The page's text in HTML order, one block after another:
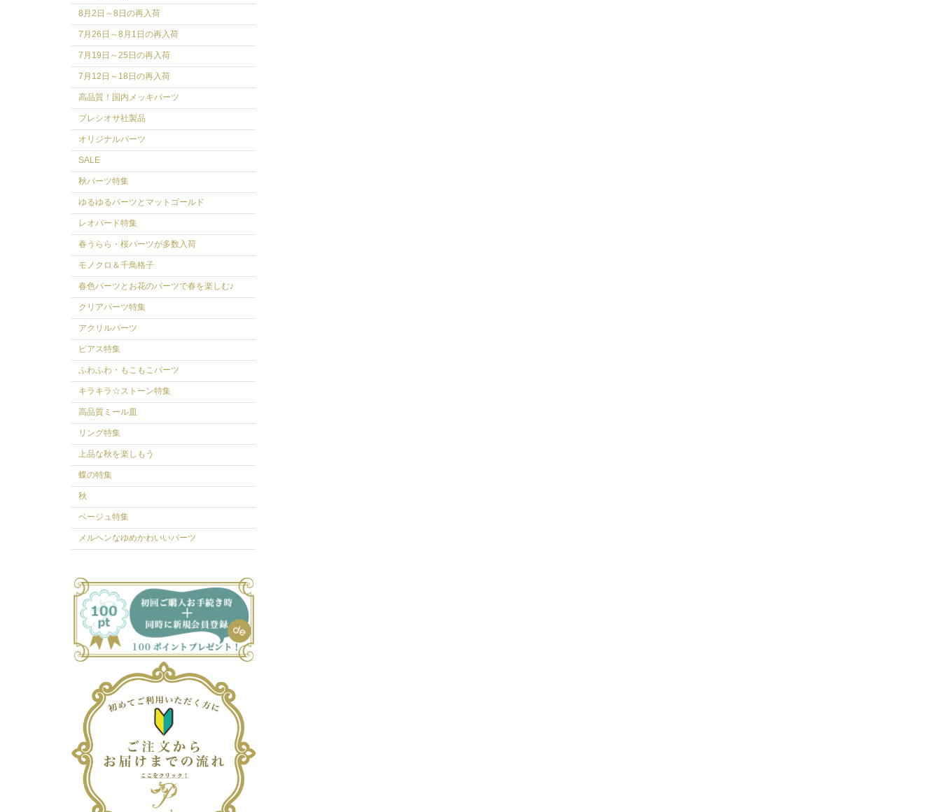
8月2日～8日の再入荷
7月26日～8月1日の再入荷
7月19日～25日の再入荷
7月12日～18日の再入荷
高品質！国内メッキパーツ
プレシオサ社製品
オリジナルパーツ
SALE
秋パーツ特集
ゆるゆるパーツとマットゴールド
レオパード特集
春うらら・桜パーツが多数入荷
モノクロ＆千鳥格子
春色パーツとお花のパーツで春を楽しむ♪
クリアパーツ特集
アクリルパーツ
ピアス特集
ふわふわ・もこもこパーツ
キラキラ☆ストーン特集
高品質ミール皿
リング特集
上品な秋を楽しもう
蝶の特集
秋
ベージュ特集
メルヘンなゆめかわいいパーツ